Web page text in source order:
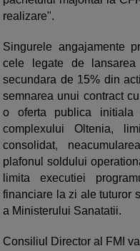
realizare".
Singurele angajamente
cele legate de
secundara de 15% din
semnarea unui contract
o oferta publica
complexului Oltenia,
consolidat,
plafonul soldului
limita executiei
financiare la zi ale tuturor
a Ministerului Sanatatii.
Consiliul Director al FMI